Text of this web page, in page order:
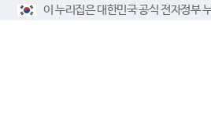
이 누리집은 대한민국 공식 전자정부